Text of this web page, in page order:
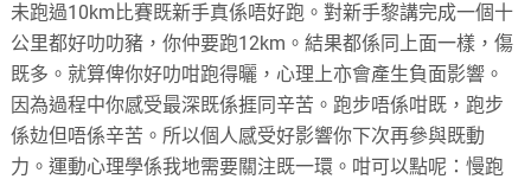
未跑過10km比賽既新手真係唔好跑。對新手黎講完成一個十
公里都好叻叻豬，你仲要跑12km。結果都係同上面一樣，傷
既多。就算俾你好叻咁跑得曬，心理上亦會產生負面影響。
因為過程中你感受最深既係捱同辛苦。跑步唔係咁既，跑步
係攰但唔係辛苦。所以個人感受好影響你下次再參與既動
力。運動心理學係我地需要關注既一環。咁可以點呢：慢跑